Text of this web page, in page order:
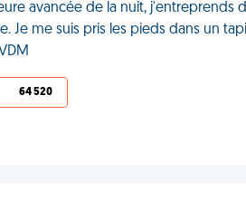
avancée de la nuit,
Je me suis pris les pieds dans un
64 520